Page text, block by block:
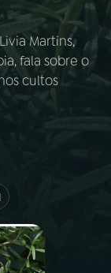
Martins,
fala sobre o
cultos